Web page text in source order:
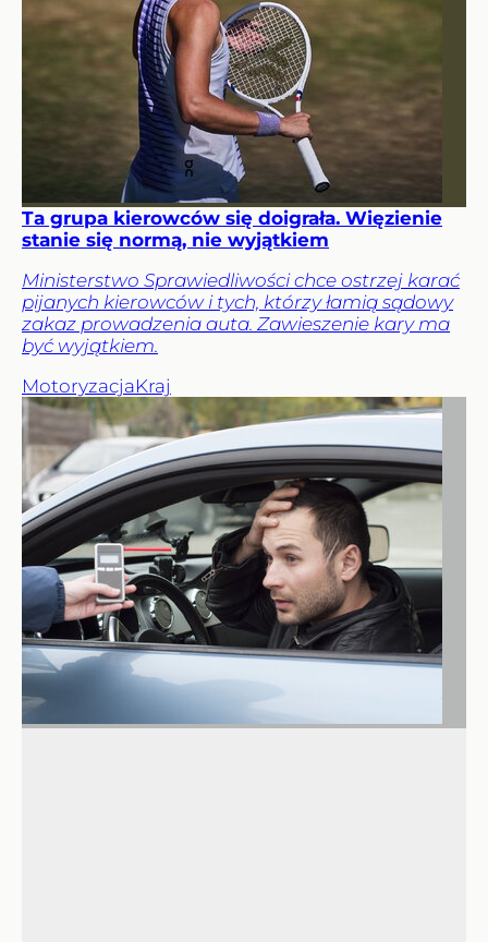
Ta grupa kierowców się doigrała. Więzienie
stanie się normą, nie wyjątkiem
Ministerstwo Sprawiedliwości chce ostrzej karać
pijanych kierowców i tych, którzy łamią sądowy
zakaz prowadzenia auta. Zawieszenie kary ma
być wyjątkiem.
MotoryzacjaKraj